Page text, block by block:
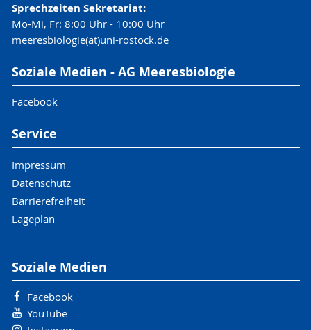
Sprechzeiten Sekretariat:
Mo-Mi, Fr: 8:00 Uhr - 10:00 Uhr
meeresbiologie(at)uni-rostock.de
Soziale Medien - AG Meeresbiologie
Facebook
Service
Impressum
Datenschutz
Barrierefreiheit
Lageplan
Soziale Medien
Facebook
YouTube